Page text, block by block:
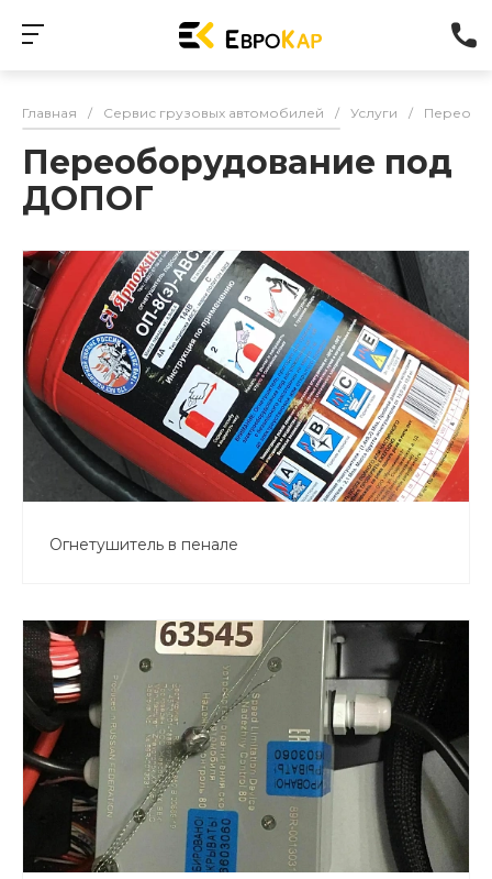
Главная / Сервис грузовых автомобилей / Услуги /
Переоборудование под
ДОПОГ
Огнетушитель в пенале